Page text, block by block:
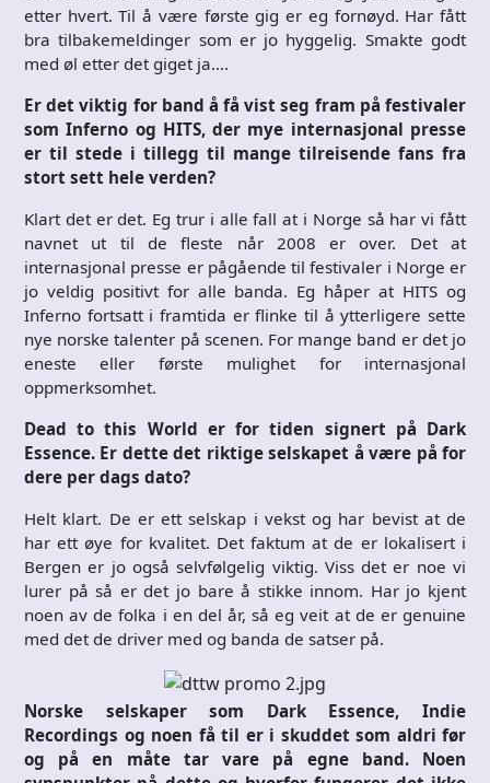
etter hvert. Til å være første gig er eg fornøyd. Har fått
bra tilbakemeldinger som er jo hyggelig. Smakte godt
med øl etter det giget ja….
Er det viktig for band å få vist seg fram på festivaler
som Inferno og HITS, der mye internasjonal presse
er til stede i tillegg til mange tilreisende fans fra
stort sett hele verden?
Klart det er det. Eg trur i alle fall at i Norge så har vi fått
navnet ut til de fleste når 2008 er over. Det at
internasjonal presse er pågående til festivaler i Norge er
jo veldig positivt for alle banda. Eg håper at HITS og
Inferno fortsatt i framtida er flinke til å ytterligere sette
nye norske talenter på scenen. For mange band er det jo
eneste eller første mulighet for internasjonal
oppmerksomhet.
Dead to this World er for tiden signert på Dark
Essence. Er dette det riktige selskapet å være på for
dere per dags dato?
Helt klart. De er ett selskap i vekst og har bevist at de
har ett øye for kvalitet. Det faktum at de er lokalisert i
Bergen er jo også selvfølgelig viktig. Viss det er noe vi
lurer på så er det jo bare å stikke innom. Har jo kjent
noen av de folka i en del år, så eg veit at de er genuine
med det de driver med og banda de satser på.
Norske selskaper som Dark Essence, Indie
Recordings og noen få til er i skuddet som aldri før
og på en måte tar vare på egne band. Noen